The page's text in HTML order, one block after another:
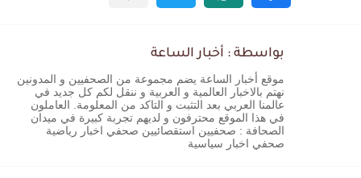
بواسطة : أخبار الساعة
موقع أخبار الساعة يضم مجموعة من الصحفيين و المدونين
نهتم بالاخبار العالمية و العربية و ننقل لكم كل جديد في
عالمنا العربي بعد التثبت و التاكد من المعلومة. العاملون
في هذا الموقع محترفون و لديهم تجربة كبيرة في ميدان
الصحافة : صحفيين استقصائيين صحفي اخبار رياضية
صحفي اخبار سياسية